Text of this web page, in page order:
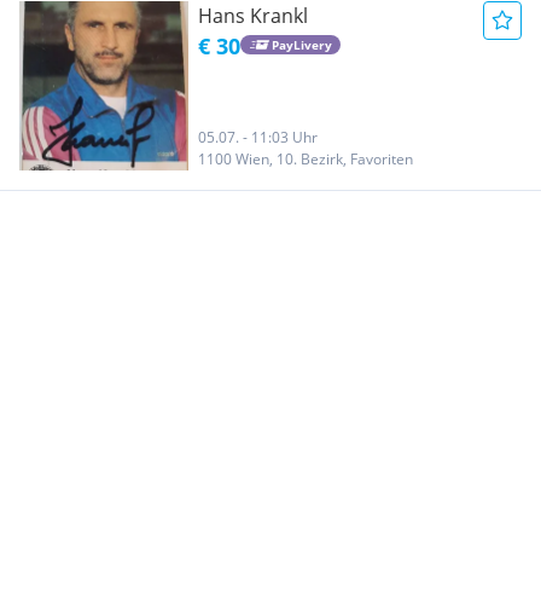
Hans Krankl
€ 30 PayLivery
05.07. - 11:03 Uhr
1100 Wien, 10. Bezirk, Favoriten